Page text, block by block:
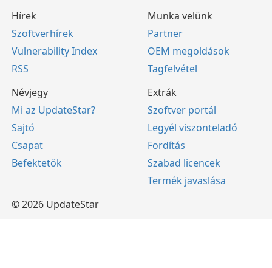
Hírek
Szoftverhírek
Vulnerability Index
RSS
Munka velünk
Partner
OEM megoldások
Tagfelvétel
Névjegy
Mi az UpdateStar?
Sajtó
Csapat
Befektetők
Extrák
Szoftver portál
Legyél viszonteladó
Fordítás
Szabad licencek
Termék javaslása
© 2026 UpdateStar